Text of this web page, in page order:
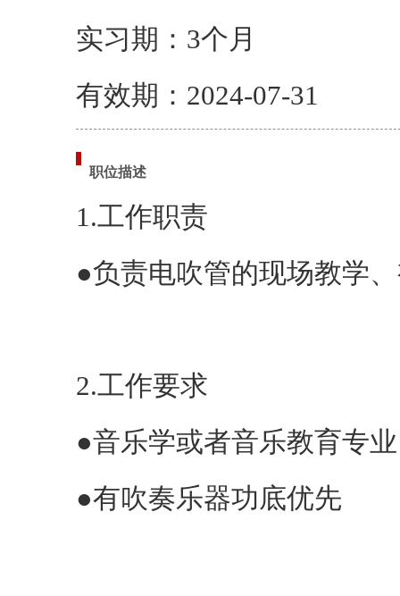
实习期：3个月
有效期：2024-07-31
职位描述
1.工作职责
●负责电吹管的现场教学
2.工作要求
●音乐学或者音乐教育专业
●有吹奏乐器功底优先